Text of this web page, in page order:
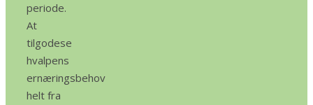
periode.
At
tilgodese
hvalpens
ernæringsbehov
helt fra